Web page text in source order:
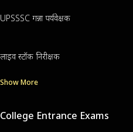
UPSSSC गन्ना पर्यवेक्षक
लाइव स्टॉक निरीक्षक
Show More
College Entrance Exams